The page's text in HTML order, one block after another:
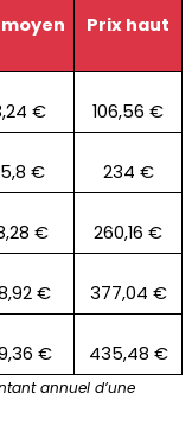
Prix haut
€ 106,56 €
€ 234 €
€ 260,16 €
€ 377,04 €
€ 435,48 €
annuel d’une